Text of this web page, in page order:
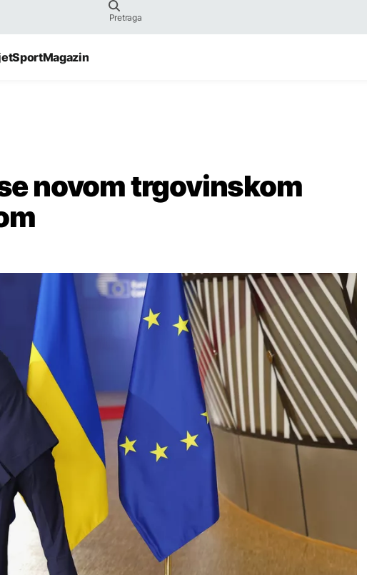
SportMagazin
novom trgovinskom